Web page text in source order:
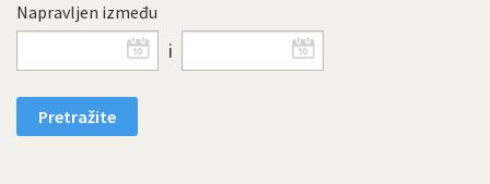
Napravljen između
i